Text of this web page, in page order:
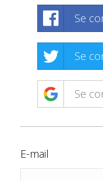
Se
Se
Se
E-mail